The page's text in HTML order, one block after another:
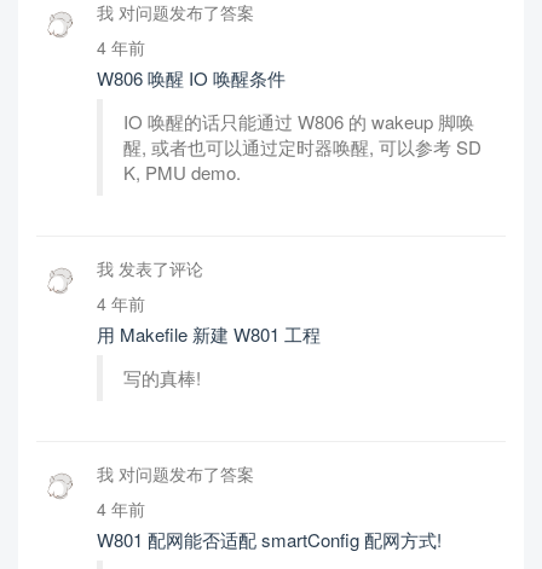
我 对问题发布了答案
4 年前
W806 唤醒 IO 唤醒条件
IO 唤醒的话只能通过 W806 的 wakeup 脚唤
醒, 或者也可以通过定时器唤醒, 可以参考 SD
K, PMU demo.
我 发表了评论
4 年前
用 Makefile 新建 W801 工程
写的真棒!
我 对问题发布了答案
4 年前
W801 配网能否适配 smartConfig 配网方式!